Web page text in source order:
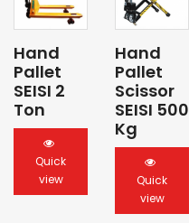
Hand
Pallet
SEISI 2
Ton
Quick
view
Hand
Pallet
Scissor
SEISI 500
Kg
Quick
view